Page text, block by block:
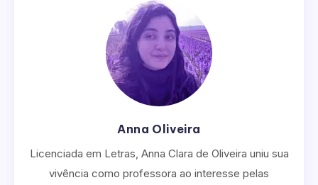
Anna Oliveira
Licenciada em Letras, Anna Clara de Oliveira uniu sua
vivência como professora ao interesse pelas